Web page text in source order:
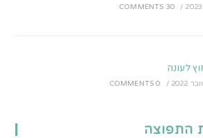
/
30 COMMENTS
לעונה
/
0 COMMENTS
התפוצה